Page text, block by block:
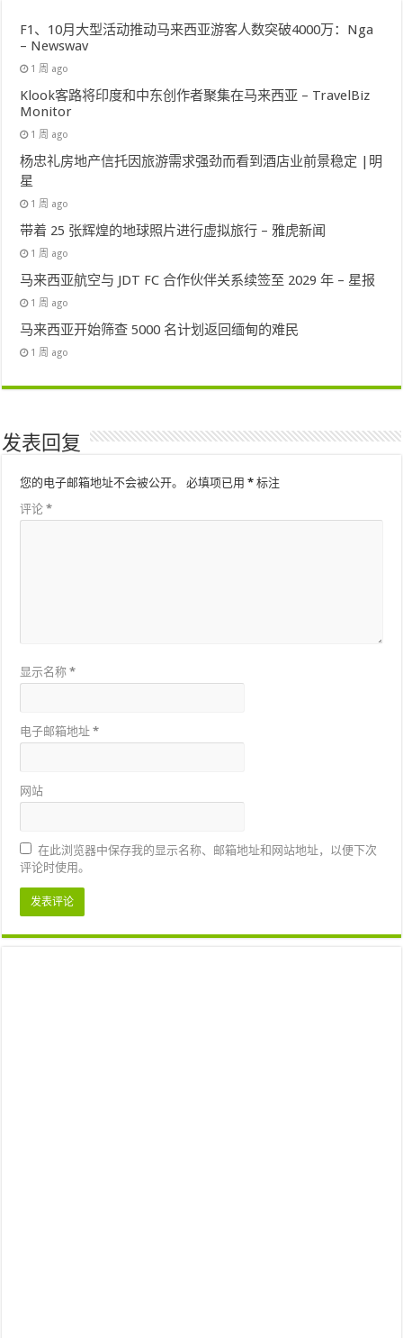
F1、10月大型活动推动马来西亚游客人数突破4000万：Nga
– Newswav
1 周 ago
Klook客路将印度和中东创作者聚集在马来西亚 – TravelBiz
Monitor
1 周 ago
杨忠礼房地产信托因旅游需求强劲而看到酒店业前景稳定 |明
星
1 周 ago
带着 25 张辉煌的地球照片进行虚拟旅行 – 雅虎新闻
1 周 ago
马来西亚航空与 JDT FC 合作伙伴关系续签至 2029 年 – 星报
1 周 ago
马来西亚开始筛查 5000 名计划返回缅甸的难民
1 周 ago
发表回复
您的电子邮箱地址不会被公开。 必填项已用* 标注
评论*
显示名称*
电子邮箱地址*
网站
在此浏览器中保存我的显示名称、邮箱地址和网站地址，以便下次
评论时使用。